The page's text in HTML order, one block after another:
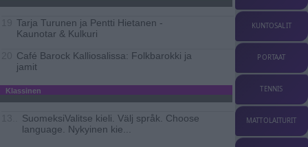
Tarja Turunen ja Pentti Hietanen -
Kaunotar & Kulkuri
Café Barock Kalliosalissa: Folkbarokki ja
jamit
Klassinen
SuomeksiValitse kieli. Välj språk. Choose
language. Nykyinen kie
KUNTOSALIT
PORTAAT
TENNIS
MATTOLAITURIT